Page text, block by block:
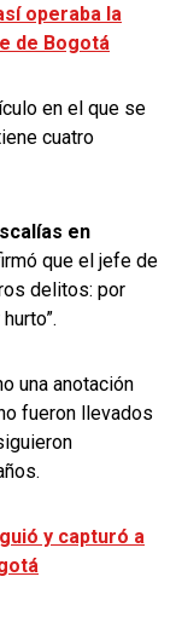
operaba la
de Bogotá
en el que se
cuatro
en
que el jefe de
delitos: por
una anotación
fueron llevados
y capturó a